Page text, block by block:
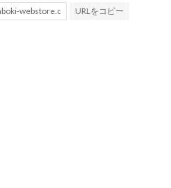
URLをコピー